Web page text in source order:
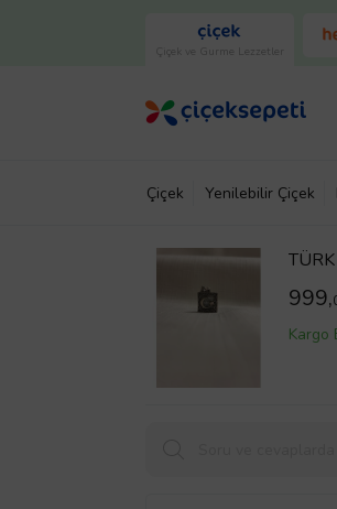
Çiçek ve Gurme Lezzetler
Çiçek Yenilebilir Çiçek
999,
Kargo